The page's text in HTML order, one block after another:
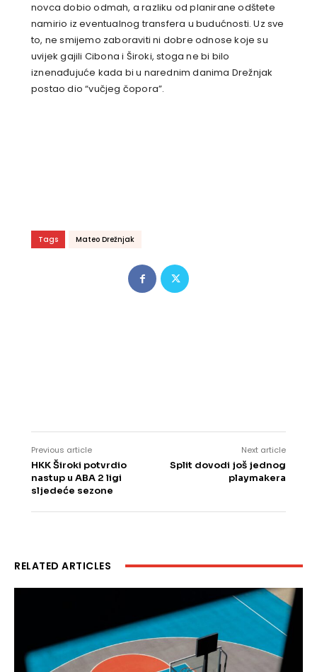
novca dobio odmah, a razliku od planirane odštete
namirio iz eventualnog transfera u budućnosti. Uz sve
to, ne smijemo zaboraviti ni dobre odnose koje su
uvijek gajili Cibona i Široki, stoga ne bi bilo
iznenađujuće kada bi u narednim danima Drežnjak
postao dio “vučjeg čopora”.
Tags Mateo Drežnjak
Previous article
HKK Široki potvrdio
nastup u ABA 2 ligi
sljedeće sezone
Next article
Split dovodi još jednog
playmakera
RELATED ARTICLES